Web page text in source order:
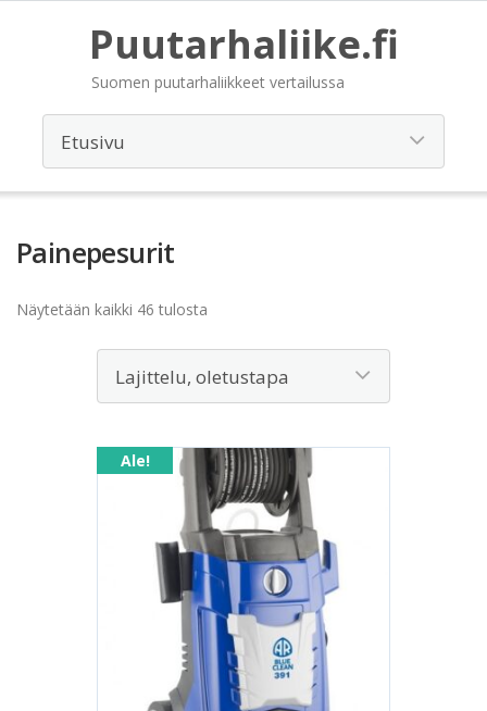
Puutarhaliike.fi
Suomen puutarhaliikkeet vertailussa
Painepesurit
Näytetään kaikki 46 tulosta
Ale!